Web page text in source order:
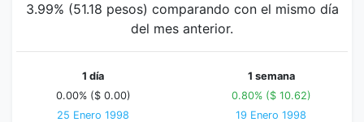
3.99% (51.18 pesos) comparando con el mismo día
del mes anterior.
1 día
0.00% ($ 0.00)
25 Enero 1998
1 semana
0.80% ($ 10.62)
19 Enero 1998